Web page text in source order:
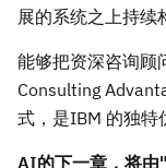
展的系统之上持续
能够把资深咨询顾
Consulting
式，是IBM 的独特
AI的下一章，将